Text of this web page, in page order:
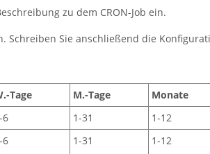
zu dem CRON-Job ein.
Schreiben Sie anschließend die
Tage M.-Tage Monate
6 1-31 1-12
6 1-31 1-12